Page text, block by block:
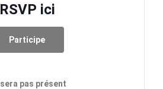
RSVP ici
Participe
sera pas présent